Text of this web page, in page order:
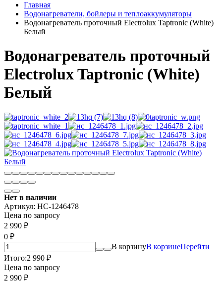
Главная
Водонагреватели, бойлеры и теплоаккумуляторы
Водонагреватель проточный Electrolux Taptronic (White)
Белый
Водонагреватель проточный
Electrolux Taptronic (White)
Белый
Нет в наличии
Артикул: НС-1246478
Цена по запросу
2 990 ₽
0 ₽
В корзинуВ корзинеПерейти
Итого:2 990 ₽
Цена по запросу
2 990 ₽